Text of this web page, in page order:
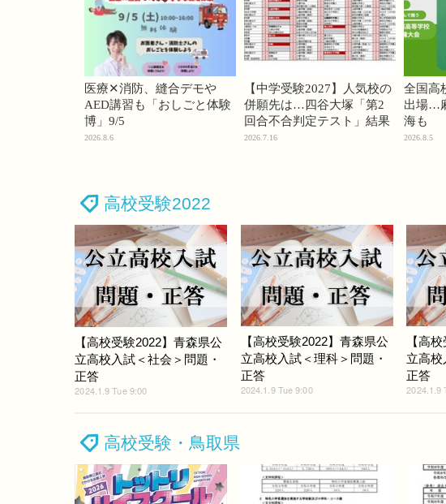
医療✕消防、縫合デモや
AED講習も「おしごと体験
博」9/5
2026.8.6
【中学受験2027】人気校の
併願先は…四谷大塚「第2
回合不合判定テスト」結果
2026.7.16
全国高
出場…
海も
2026.8.5
高校受験2022
【高校受験2022】青森県公
立高校入試＜社会＞問題・
正答
2024.1.9 Tue 9:00
【高校受験2022】青森県公
立高校入試＜理科＞問題・
正答
2024.1.9 Tue 9:00
【高
立高校
正答
2024.1.9
高校受験・鳥取県